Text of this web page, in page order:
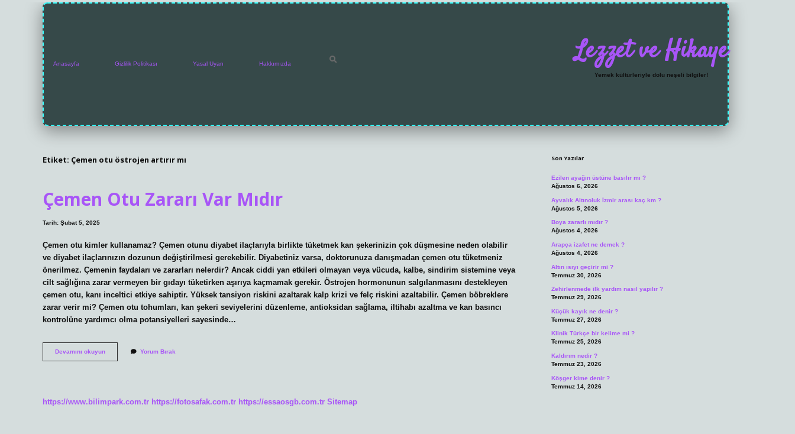
Anasayfa Gizlilik Politikası Yasal Uyarı Hakkımızda Lezzet ve Hikaye
Yemek kültürleriyle dolu neşeli bilgiler!
Etiket: Çemen otu östrojen artırır mı
Çemen Otu Zararı Var Mıdır
Tarih: Şubat 5, 2025
Çemen otu kimler kullanamaz? Çemen otunu diyabet ilaçlarıyla birlikte tüketmek kan şekerinizin çok düşmesine neden olabilir
ve diyabet ilaçlarınızın dozunun değiştirilmesi gerekebilir. Diyabetiniz varsa, doktorunuza danışmadan çemen otu tüketmeniz
önerilmez. Çemenin faydaları ve zararları nelerdir? Ancak ciddi yan etkileri olmayan veya vücuda, kalbe, sindirim sistemine veya
cilt sağlığına zarar vermeyen bir gıdayı tüketirken aşırıya kaçmamak gerekir. Östrojen hormonunun salgılanmasını destekleyen
çemen otu, kanı inceltici etkiye sahiptir. Yüksek tansiyon riskini azaltarak kalp krizi ve felç riskini azaltabilir. Çemen böbreklere
zarar verir mi? Çemen otu tohumları, kan şekeri seviyelerini düzenleme, antioksidan sağlama, iltihabı azaltma ve kan basıncı
kontrolüne yardımcı olma potansiyelleri sayesinde…
Devamını okuyunÇemen
Otu
Yorum Bırak
https://www.bilimpark.com.tr https://fotosafak.com.tr https://essaosgb.com.tr Sitemap
Sidebar
Son Yazılar
Ezilen ayağın üstüne basılır mı ?
Ağustos 6, 2026
Ayvalık Altınoluk İzmir arası kaç km ?
Ağustos 5, 2026
Boya zararlı mıdır ?
Ağustos 4, 2026
Arapça izafet ne demek ?
Ağustos 4, 2026
Altın ısıyı geçirir mi ?
Temmuz 30, 2026
Zehirlenmede ilk yardım nasıl yapılır ?
Temmuz 29, 2026
Küçük kayık ne denir ?
Temmuz 27, 2026
Klinik Türkçe bir kelime mi ?
Temmuz 25, 2026
Kaldırım nedir ?
Temmuz 23, 2026
Köşger kime denir ?
Temmuz 14, 2026